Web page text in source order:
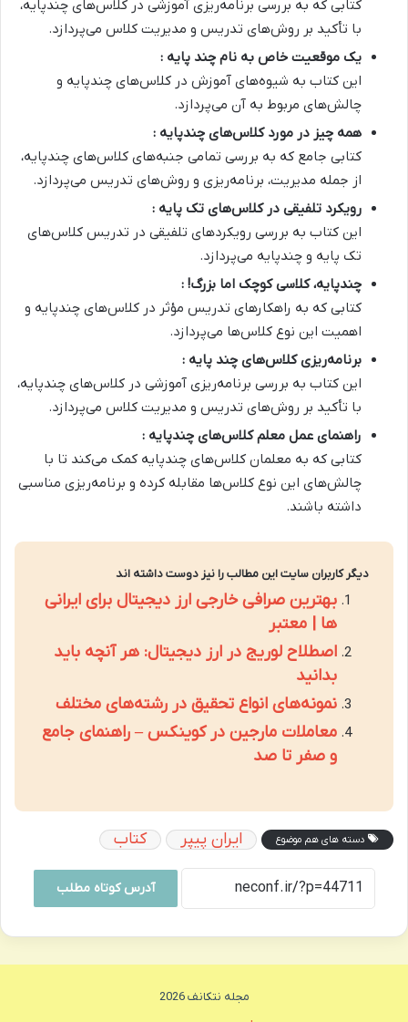
کتابی که به بررسی برنامه‌ریزی آموزشی در کلاس‌های چندپایه،
با تأکید بر روش‌های تدریس و مدیریت کلاس می‌پردازد.
یک موقعیت خاص به نام چند پایه :
این کتاب به شیوه‌های آموزش در کلاس‌های چندپایه و
چالش‌های مربوط به آن می‌پردازد.
همه چیز در مورد کلاس‌های چندپایه :
کتابی جامع که به بررسی تمامی جنبه‌های کلاس‌های چندپایه،
از جمله مدیریت، برنامه‌ریزی و روش‌های تدریس می‌پردازد.
رویکرد تلفیقی در کلاس‌های تک پایه :
این کتاب به بررسی رویکردهای تلفیقی در تدریس کلاس‌های
تک پایه و چندپایه می‌پردازد.
چندپایه، کلاسی کوچک اما بزرگ! :
کتابی که به راهکارهای تدریس مؤثر در کلاس‌های چندپایه و
اهمیت این نوع کلاس‌ها می‌پردازد.
برنامه‌ریزی کلاس‌های چند پایه :
این کتاب به بررسی برنامه‌ریزی آموزشی در کلاس‌های چندپایه،
با تأکید بر روش‌های تدریس و مدیریت کلاس می‌پردازد.
راهنمای عمل معلم کلاس‌های چندپایه :
کتابی که به معلمان کلاس‌های چندپایه کمک می‌کند تا با
چالش‌های این نوع کلاس‌ها مقابله کرده و برنامه‌ریزی مناسبی
داشته باشند.
دیگر کاربران سایت این مطالب را نیز دوست داشته اند
بهترین صرافی خارجی ارز دیجیتال برای ایرانی
ها | معتبر
اصطلاح لوریج در ارز دیجیتال: هر آنچه باید
بدانید
نمونه‌های انواع تحقیق در رشته‌های مختلف
معاملات مارجین در کوینکس – راهنمای جامع
و صفر تا صد
دسته های هم موضوع ایران پیپر کتاب
آدرس کوتاه مطلب
مجله نتکانف 2026